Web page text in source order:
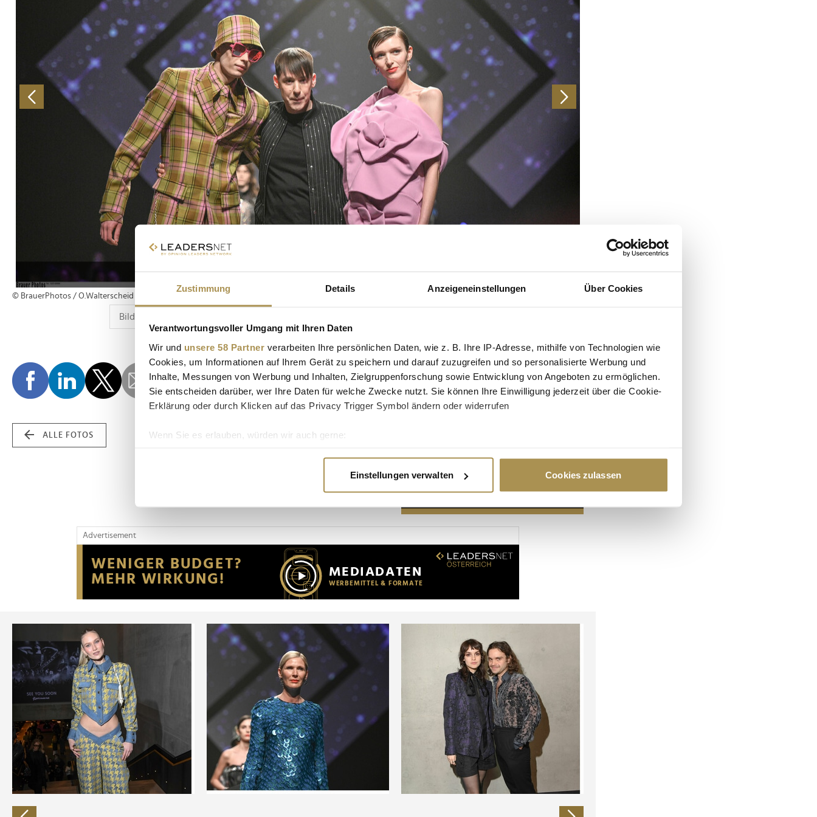
Zustimmung Details Anzeigeneinstellungen Über Cookies
Verantwortungsvoller Umgang mit Ihren Daten
Wir und unsere 58 Partner verarbeiten Ihre persönlichen Daten, wie z. B. Ihre IP-Adresse, mithilfe von Technologien wie
Cookies, um Informationen auf Ihrem Gerät zu speichern und darauf zuzugreifen und so personalisierte Werbung und
Inhalte, Messungen von Werbung und Inhalten, Zielgruppenforschung sowie Entwicklung von Angeboten zu ermöglichen.
Sie entscheiden darüber, wer Ihre Daten für welche Zwecke nutzt. Sie können Ihre Einwilligung jederzeit über die Cookie-
Erklärung oder durch Klicken auf das Privacy Trigger Symbol ändern oder widerrufen
Wenn Sie es erlauben, würden wir auch gerne:
Erfahren Sie mehr darüber, wie Ihre persönlichen Daten verarbeitet werden, und legen Sie Ihre Präferenzen im
Wir verwenden Cookies, um Inhalte und Anzeigen zu personalisieren, Funktionen für soziale Medien anbieten zu können
Website an unsere Partner für soziale Medien, Werbung und Analysen weiter. Unsere Partner führen diese Informationen
möglicherweise mit weiteren Daten zusammen, die Sie ihnen bereitgestellt haben oder die sie im Rahmen Ihrer Nutzung
der Dienste gesammelt haben.
Einstellungen verwalten Cookies zulassen
© BrauerPhotos / O.Walterscheid
ALLE FOTOS
Advertisement
Advertisement